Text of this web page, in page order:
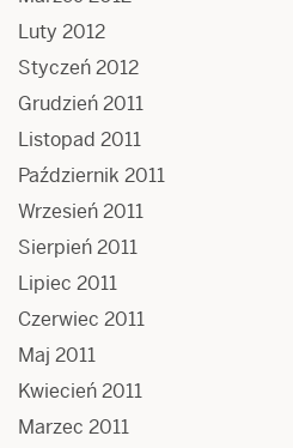
Luty 2012
Styczeń 2012
Grudzień 2011
Listopad 2011
Październik 2011
Wrzesień 2011
Sierpień 2011
Lipiec 2011
Czerwiec 2011
Maj 2011
Kwiecień 2011
Marzec 2011